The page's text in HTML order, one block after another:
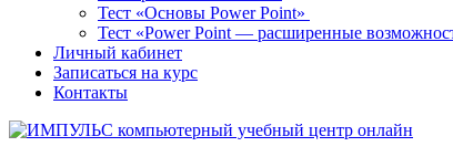
Тест «Основы Power Point»
Тест «Power Point — расширенные
Личный кабинет
Записаться на курс
Контакты